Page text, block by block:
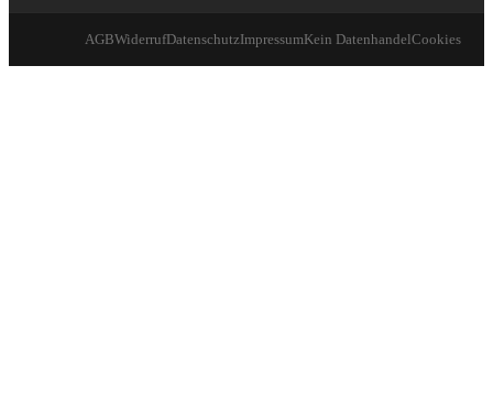
AGBWiderrufDatenschutzImpressumKein DatenhandelCookies